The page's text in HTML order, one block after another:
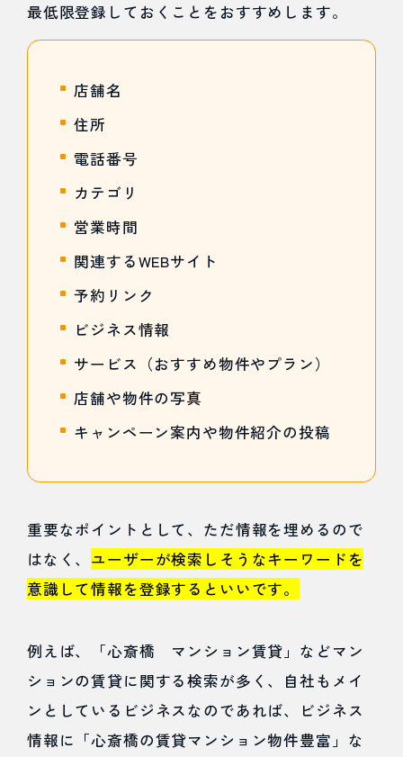
最低限登録しておくことをおすすめします。
店舗名
住所
電話番号
カテゴリ
営業時間
関連するWEBサイト
予約リンク
ビジネス情報
サービス（おすすめ物件やプラン）
店舗や物件の写真
キャンペーン案内や物件紹介の投稿
重要なポイントとして、ただ情報を埋めるので
はなく、 ユーザーが検索しそうなキーワードを
意識して情報を登録するといいです。
例えば、「心斎橋 マンション賃貸」などマン
ションの賃貸に関する検索が多く、自社もメイ
ンとしているビジネスなのであれば、ビジネス
情報に「心斎橋の賃貸マンション物件豊富」な